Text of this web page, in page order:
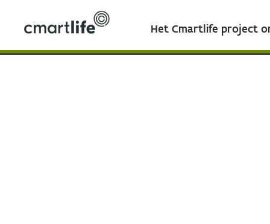
Het Cmartlife project